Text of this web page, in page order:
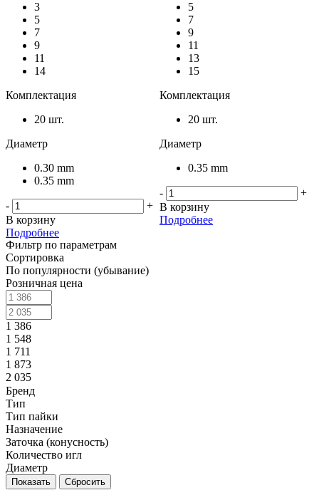
3
5
7
9
11
14
Комплектация
20 шт.
Диаметр
0.30 mm
0.35 mm
-
+
В корзину
Подробнее
5
7
9
11
13
15
Комплектация
20 шт.
Диаметр
0.35 mm
-
+
В корзину
Подробнее
Фильтр по параметрам
Сортировка
По популярности (убывание)
Розничная цена
1 386
1 548
1 711
1 873
2 035
Бренд
Тип
Тип пайки
Назначение
Заточка (конусность)
Количество игл
Диаметр
Сбросить